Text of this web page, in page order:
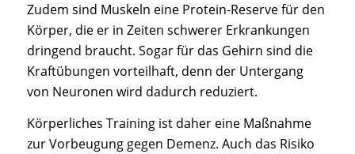
Zudem sind Muskeln eine Protein-Reserve für den
Körper, die er in Zeiten schwerer Erkrankungen
dringend braucht. Sogar für das Gehirn sind die
Kraftübungen vorteilhaft, denn der Untergang
von Neuronen wird dadurch reduziert.
Körperliches Training ist daher eine Maßnahme
zur Vorbeugung gegen Demenz. Auch das Risiko